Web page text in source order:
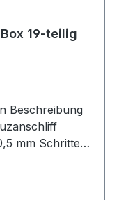
19-teilig
mm Schritten